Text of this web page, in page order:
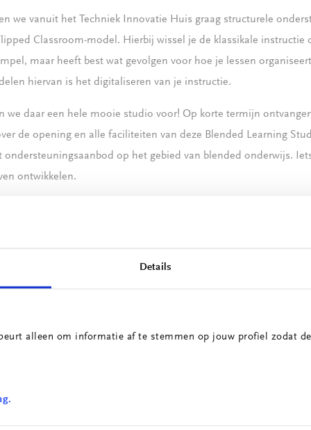
Details
alleen om informatie af te stemmen op jouw profiel zodat
we vanuit het Techniek Innovatie Huis graag structurele
Classroom-model. Hierbij wissel je de klassikale instructie
maar heeft best wat gevolgen voor hoe je lessen
hiervan is het digitaliseren van je instructie.
we daar een hele mooie studio voor! Op korte termijn
de opening en alle faciliteiten van deze Blended Learning
op het gebied van blended onderwijs.
ontwikkelen.
onze andere updates